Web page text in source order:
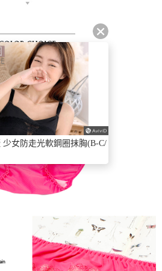
少女防走光軟鋼圈抹胸(B-C/